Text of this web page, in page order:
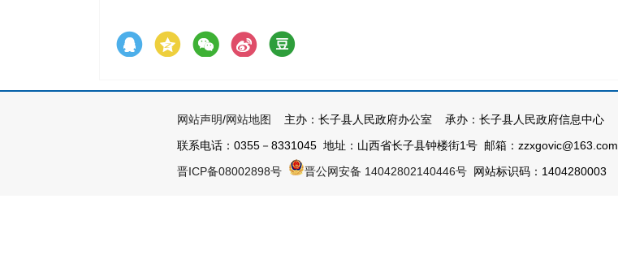
网站声明/网站地图
主办：长子县人民政府办公室 承办：长子县人民政府信息中心
联系电话：0355－8331045 地址：山西省长子县钟楼街1号 邮箱：zzxgovic@163.com
晋ICP备08002898号
晋公网安备 14042802140446号 网站标识码：1404280003